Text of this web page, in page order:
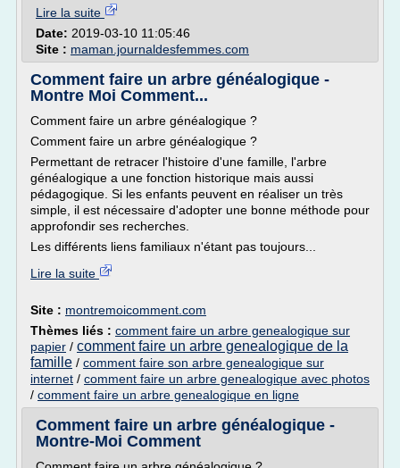
Lire la suite
Date: 2019-03-10 11:05:46
Site : maman.journaldesfemmes.com
Comment faire un arbre généalogique -
Montre Moi Comment...
Comment faire un arbre généalogique ?
Comment faire un arbre généalogique ?
Permettant de retracer l'histoire d'une famille, l'arbre
généalogique a une fonction historique mais aussi
pédagogique. Si les enfants peuvent en réaliser un très
simple, il est nécessaire d'adopter une bonne méthode pour
approfondir ses recherches.
Les différents liens familiaux n'étant pas toujours...
Lire la suite
Site : montremoicomment.com
Thèmes liés : comment faire un arbre genealogique sur
papier / comment faire un arbre genealogique de la
famille / comment faire son arbre genealogique sur
internet / comment faire un arbre genealogique avec photos
/ comment faire un arbre genealogique en ligne
Comment faire un arbre généalogique -
Montre-Moi Comment